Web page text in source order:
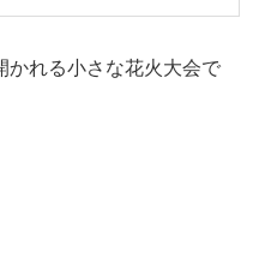
かれる小さな花火大会で